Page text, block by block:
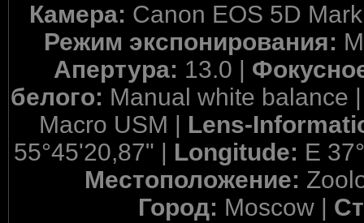
Камера: Canon EOS 5D
Режим экспонирования:
Апертура: 13.0 |
белого: Manual white balance
Macro USM | Lens-
55°45'20,87" | Longitude: E
Местоположение:
Город: Moscow |